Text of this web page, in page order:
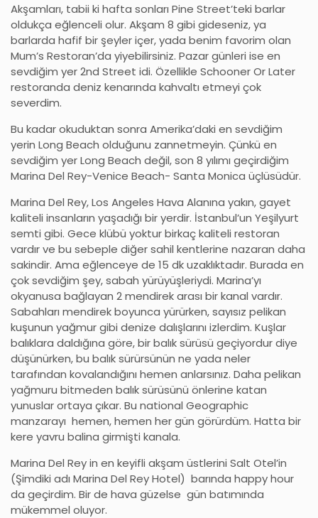
Akşamları, tabii ki hafta sonları Pine Street’teki barlar
oldukça eğlenceli olur. Akşam 8 gibi gideseniz, ya
barlarda hafif bir şeyler içer, yada benim favorim olan
Mum’s Restoran’da yiyebilirsiniz. Pazar günleri ise en
sevdiğim yer 2nd Street idi. Özellikle Schooner Or Later
restoranda deniz kenarında kahvaltı etmeyi çok
severdim.
Bu kadar okuduktan sonra Amerika’daki en sevdiğim
yerin Long Beach olduğunu zannetmeyin. Çünkü en
sevdiğim yer Long Beach değil, son 8 yılımı geçirdiğim
Marina Del Rey-Venice Beach- Santa Monica üçlüsüdür.
Marina Del Rey, Los Angeles Hava Alanına yakın, gayet
kaliteli insanların yaşadığı bir yerdir. İstanbul’un Yeşilyurt
semti gibi. Gece klübü yoktur birkaç kaliteli restoran
vardır ve bu sebeple diğer sahil kentlerine nazaran daha
sakindir. Ama eğlenceye de 15 dk uzaklıktadır. Burada en
çok sevdiğim şey, sabah yürüyüşleriydi. Marina’yı
okyanusa bağlayan 2 mendirek arası bir kanal vardır.
Sabahları mendirek boyunca yürürken, sayısız pelikan
kuşunun yağmur gibi denize dalışlarını izlerdim. Kuşlar
balıklara daldığına göre, bir balık sürüsü geçiyordur diye
düşünürken, bu balık sürürsünün ne yada neler
tarafından kovalandığını hemen anlarsınız. Daha pelikan
yağmuru bitmeden balık sürüsünü önlerine katan
yunuslar ortaya çıkar. Bu national Geographic
manzarayı hemen, hemen her gün görürdüm. Hatta bir
kere yavru balina girmişti kanala.
Marina Del Rey in en keyifli akşam üstlerini Salt Otel’in
(Şimdiki adı Marina Del Rey Hotel) barında happy hour
da geçirdim. Bir de hava güzelse gün batımında
mükemmel oluyor.